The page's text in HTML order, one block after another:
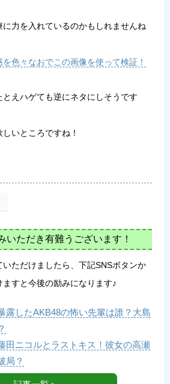
力を入れているのかもしれませんね
色々なおでこの画像を使って検証！
えハゲても逆にネタにしそうです
いところですね！
いただき有難うございます！
いただけましたら、下記SNSボタンか
すと今後の励みになります♪
露したAKB48の怖い先輩は誰？大島
田ニコルとラストキス！彼女の高瀬
局？